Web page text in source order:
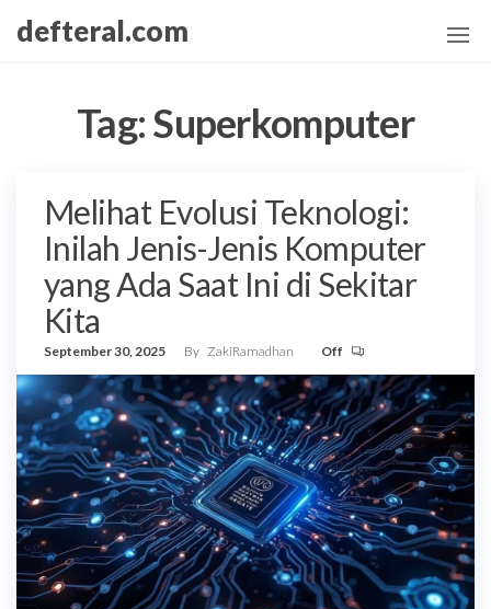
Skipdefteral.com
Tag:Superkomputer
Melihat Evolusi Teknologi:
Inilah Jenis-Jenis Komputer
yang Ada Saat Ini di Sekitar
Kita
September 30, 2025 By ZakiRamadhan Off